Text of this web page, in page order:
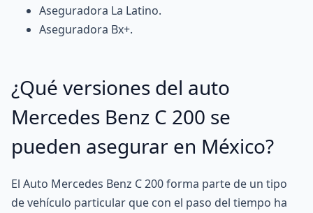
Aseguradora La Latino.
Aseguradora Bx+.
¿Qué versiones del auto
Mercedes Benz C 200 se
pueden asegurar en México?
El Auto Mercedes Benz C 200 forma parte de un tipo
de vehículo particular que con el paso del tiempo ha